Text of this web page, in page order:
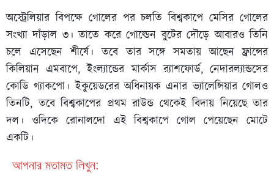
অস্ট্রেলিয়ার বিপক্ষে গোলের পর চলতি বিশ্বকাপে মেসির গোলের
সংখ্যা দাঁড়াল ৩। তাতে করে গোল্ডেন বুটের দৌড়ে আবারও তিনি
চলে এসেছেন শীর্ষে। তবে তার সঙ্গে সমতায় আছেন ফ্রান্সের
কিলিয়ান এমবাপে, ইংল্যান্ডের মার্কাস র‍্যাশফোর্ড, নেদারল্যান্ডসের
কোডি গ্যাকপো। ইকুয়েডরের অধিনায়ক এনার ভ্যালেন্সিয়ার গোলও
তিনটি, তবে বিশ্বকাপের প্রথম রাউন্ড থেকেই বিদায় নিয়েছে তার
দল। ওদিকে রোনালদো এই বিশ্বকাপে গোল পেয়েছেন মোটে
একটি।
আপনার মতামত লিখুন: